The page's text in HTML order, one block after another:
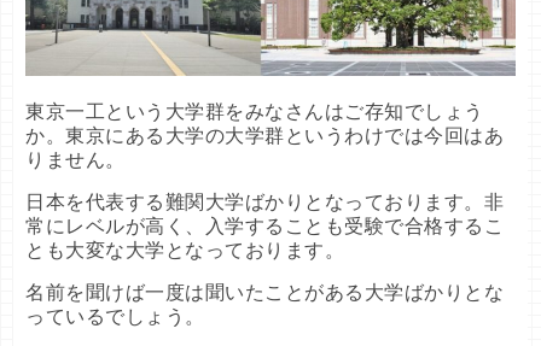
東京一工という大学群をみなさんはご存知でしょう
か。東京にある大学の大学群というわけでは今回はあ
りません。
日本を代表する難関大学ばかりとなっております。非
常にレベルが高く、入学することも受験で合格するこ
とも大変な大学となっております。
名前を聞けば一度は聞いたことがある大学ばかりとな
っているでしょう。